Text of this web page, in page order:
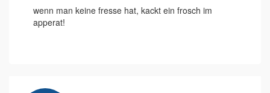
wenn man keine fresse hat, kackt ein frosch im
apperat!